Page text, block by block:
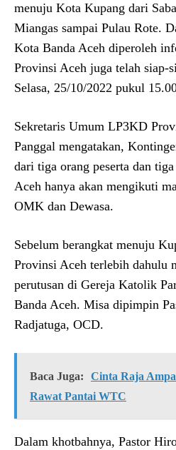
menuju Kota Kupang dari
Miangas sampai Pulau Rote.
Kota Banda Aceh diperoleh
Provinsi Aceh juga telah siap-
Selasa, 25/10/2022 pukul
Sekretaris Umum LP3KD
Panggal mengatakan,
dari tiga orang peserta dan
Aceh hanya akan mengikuti
OMK dan Dewasa.
Sebelum berangkat menuju
Provinsi Aceh terlebih dahulu
perutusan di Gereja Katolik
Banda Aceh. Misa dipimpin
Radjatuga, OCD.
Baca Juga:
Cinta Raja
Rawat Pantai WTC
Dalam khotbahnya, Pastor